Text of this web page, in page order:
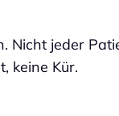
Nicht jeder
keine Kür.